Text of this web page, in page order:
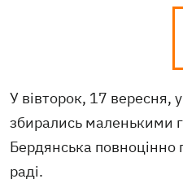
У вівторок, 17 вересня, у
збирались маленькими
Бердянська повноцінно
раді.